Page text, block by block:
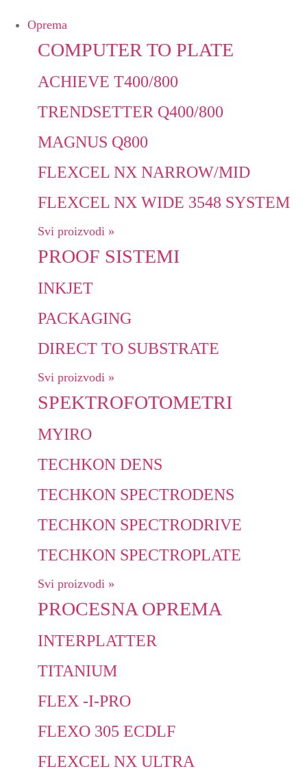
Oprema
COMPUTER TO PLATE
ACHIEVE T400/800
TRENDSETTER Q400/800
MAGNUS Q800
FLEXCEL NX NARROW/MID
FLEXCEL NX WIDE 3548 SYSTEM
Svi proizvodi »
PROOF SISTEMI
INKJET
PACKAGING
DIRECT TO SUBSTRATE
Svi proizvodi »
SPEKTROFOTOMETRI
MYIRO
TECHKON DENS
TECHKON SPECTRODENS
TECHKON SPECTRODRIVE
TECHKON SPECTROPLATE
Svi proizvodi »
PROCESNA OPREMA
INTERPLATTER
TITANIUM
FLEX -I-PRO
FLEXO 305 ECDLF
FLEXCEL NX ULTRA